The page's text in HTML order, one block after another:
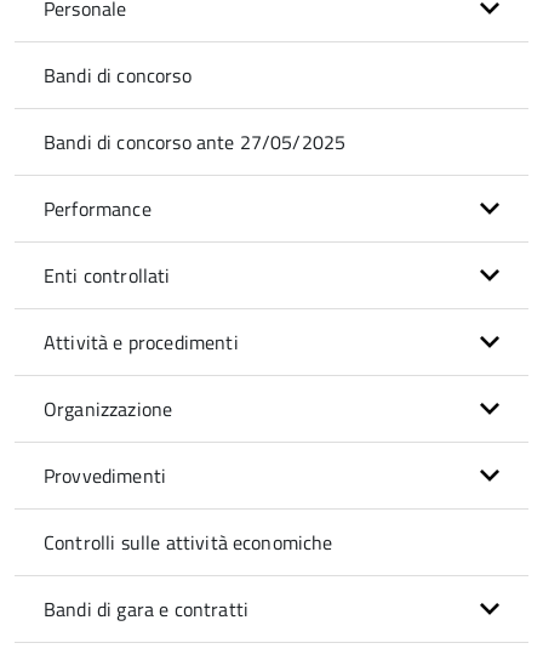
Personale
Bandi di concorso
Bandi di concorso ante 27/05/2025
Performance
Enti controllati
Attività e procedimenti
Organizzazione
Provvedimenti
Controlli sulle attività economiche
Bandi di gara e contratti